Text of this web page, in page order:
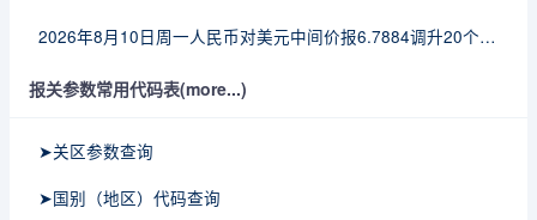
2026年8月10日周一人民币对美元中间价报6.7884调升20个基点
报关参数常用代码表(more...)
➤关区参数查询
➤国别（地区）代码查询